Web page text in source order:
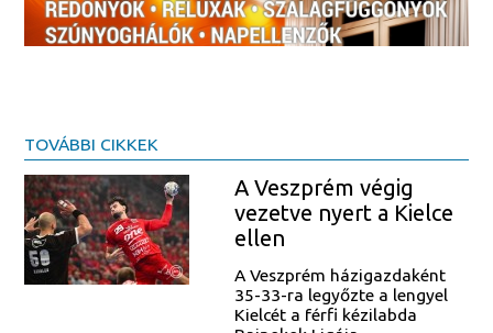
TOVÁBBI CIKKEK
A Veszprém végig
vezetve nyert a Kielce
ellen
A Veszprém házigazdaként
35-33-ra legyőzte a lengyel
Kielcét a férfi kézilabda